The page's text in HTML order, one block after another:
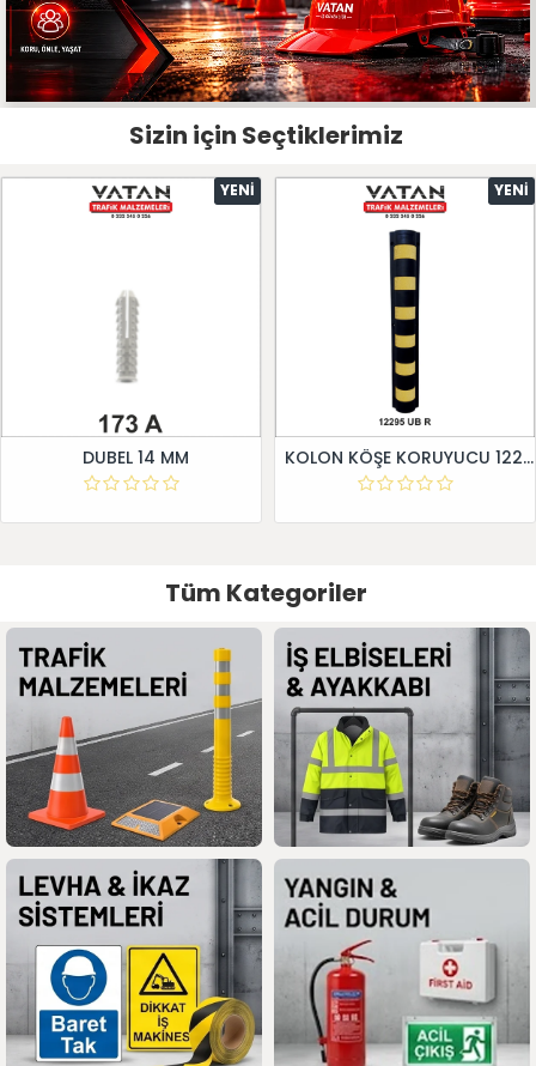
Sizin için Seçtiklerimiz
YENI
DUBEL 14 MM
YENI
KOLON KÖŞE KORUYUCU 12295 UB R
Tüm Kategoriler